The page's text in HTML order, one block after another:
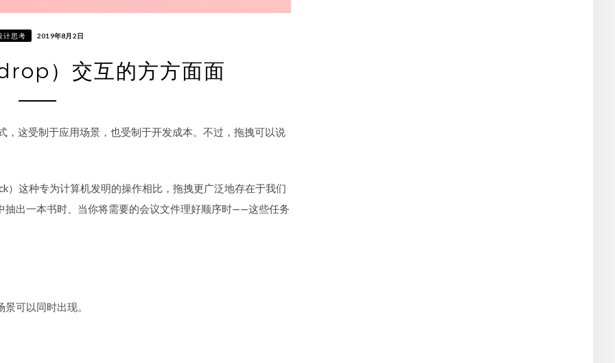
计思考 2019年8月2日
）交互的方方面面
这受制于应用场景，也受制于开发成本。不过，拖拽可以说
这种专为计算机发明的操作相比，拖拽更广泛地存在于我们
出一本书时、当你将需要的会议文件理好顺序时——这些任务
可以同时出现。